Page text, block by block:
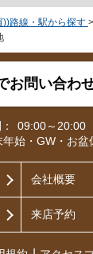
))路線・駅から探す >
お問い合わ
09:00～20:00
年始・GW・お盆
会社概要
来店予約